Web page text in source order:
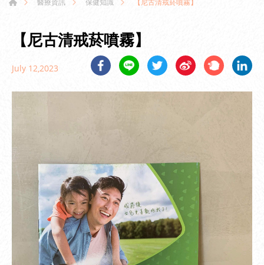
醫療資訊 保健知識
【尼古清戒菸噴霧】
July 12,2023